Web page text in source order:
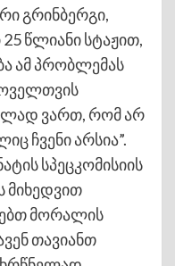
გრინბერგი,
წლიანი სტაჟით,
ამ პრობლემას
ვართ, რომ არ
ჩვენი არსია”.
სპეცკომისიის
მიხედვით
მორალის
თავიანთ